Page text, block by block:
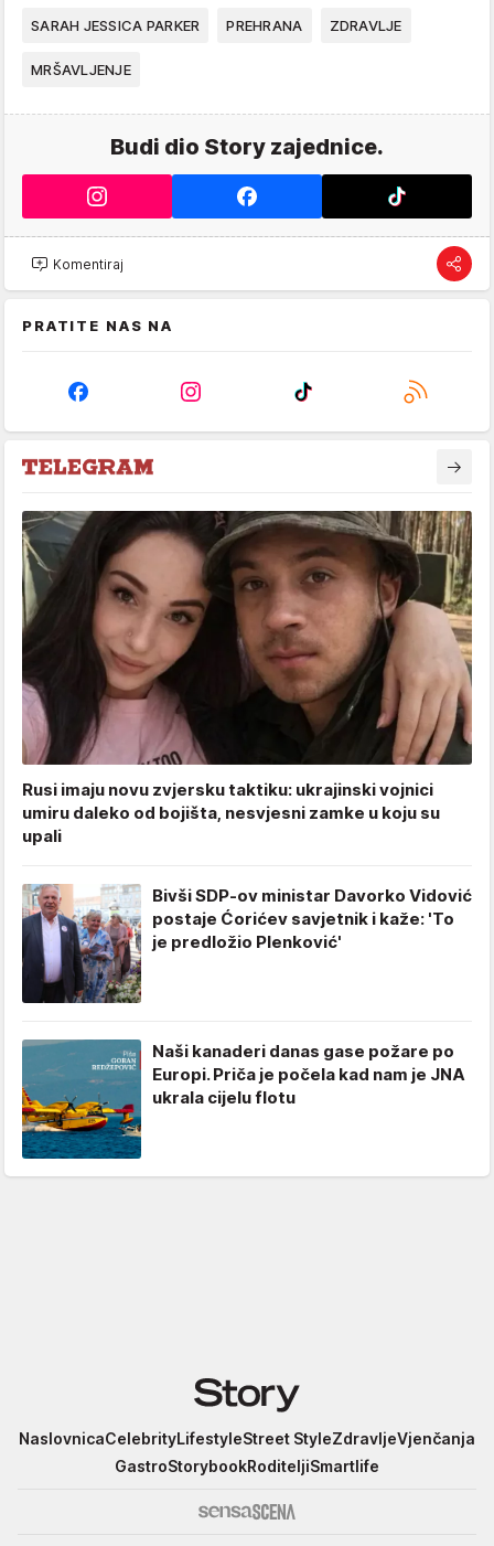
SARAH JESSICA PARKER PREHRANA ZDRAVLJE
MRŠAVLJENJE
Budi dio Story zajednice.
Komentiraj
PRATITE NAS NA
Rusi imaju novu zvjersku taktiku: ukrajinski vojnici
umiru daleko od bojišta, nesvjesni zamke u koju su
upali
Bivši SDP-ov ministar Davorko Vidović
postaje Ćorićev savjetnik i kaže: 'To
je predložio Plenković'
Naši kanaderi danas gase požare po
Europi. Priča je počela kad nam je JNA
ukrala cijelu flotu
Story
NaslovnicaCelebrityLifestyleStreet StyleZdravljeVjenčanja
GastroStorybookRoditeljiSmartlife